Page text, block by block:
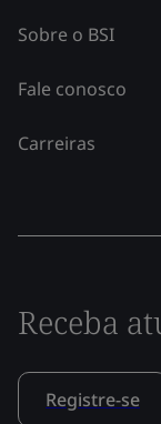
Sobre o BSI
Fale conosco
Carreiras
Receba
Registre-se